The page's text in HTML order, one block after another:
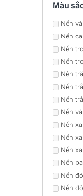
Màu
Nền
Nền
Nền
Nền
Nền
Nền
Nền
Nền
Nền
Nền
Nền
Nền
Nền
Nền